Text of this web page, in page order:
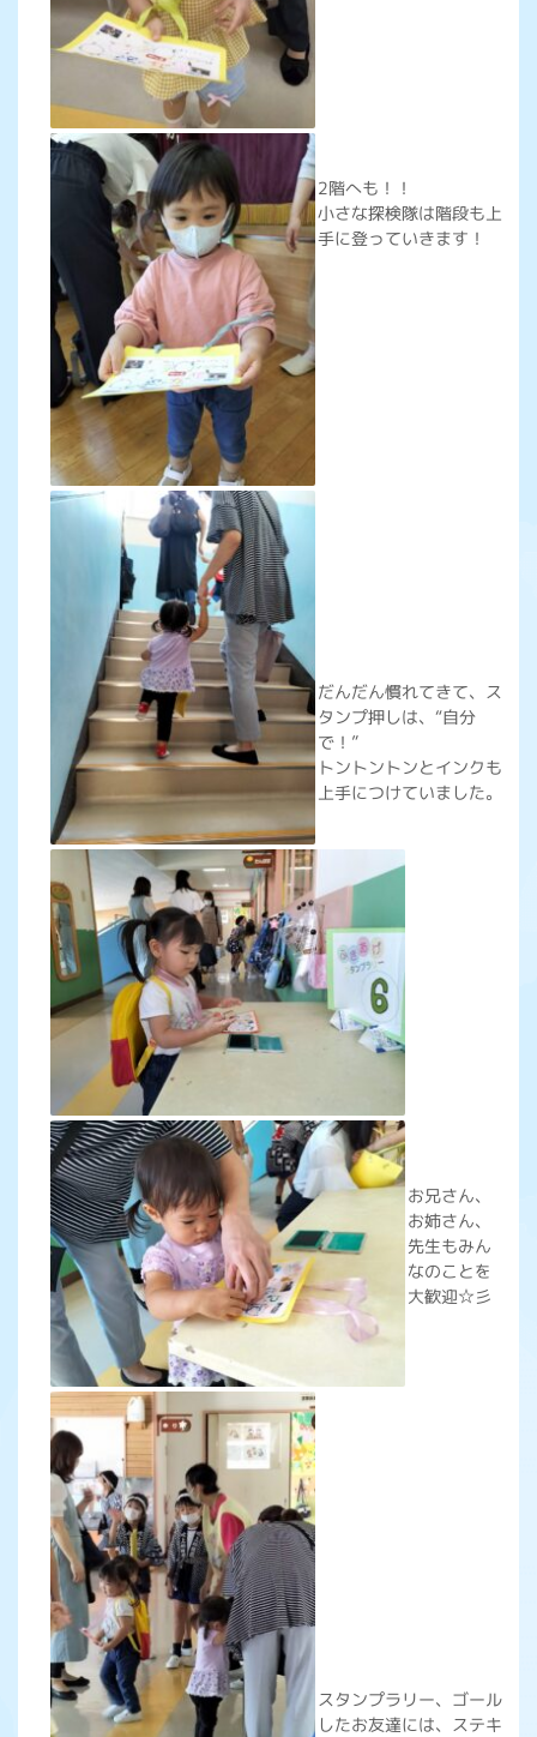
2階へも！！
小さな探検隊は階段も上
手に登っていきます！
だんだん慣れてきて、ス
タンプ押しは、“自分
で！”
トントントンとインクも
上手につけていました。
お兄さん、
お姉さん、
先生もみん
なのことを
大歓迎☆彡
スタンプラリー、ゴール
したお友達には、ステキ